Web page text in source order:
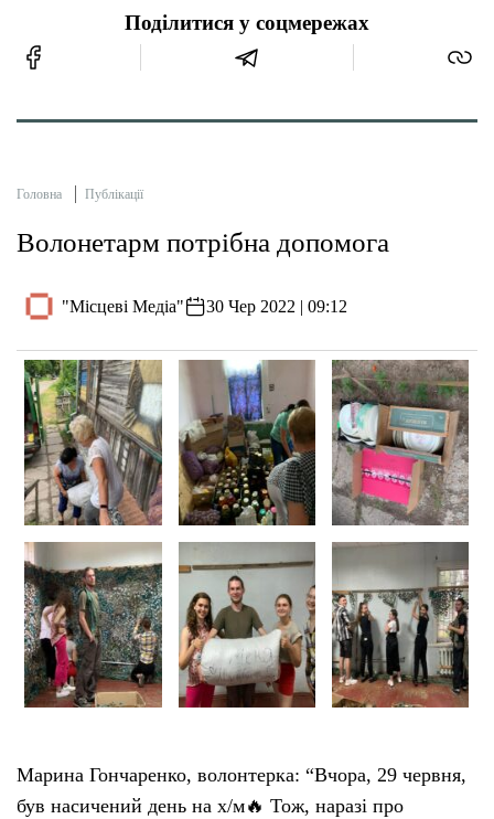
Поділитися у соцмережах
Головна Публікації
Волонетарм потрібна допомога
"Місцеві Медіа" 30 Чер 2022 | 09:12
Марина Гончаренко, волонтерка: “Вчора, 29 червня,
був насичений день на х/м🔥 Тож, наразі про